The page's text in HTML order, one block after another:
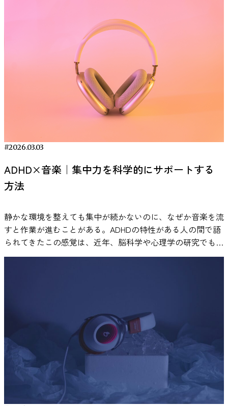
法を科学的な視点から解説します。 作業用BGMの効果は本
当にある？科学研究からわかっている事実 「作業用BGMに
は本当に効果があるのか？」という疑問は、多くの人が一度
は抱いたことがあるのではないでしょうか。結論から言え
ば、作業用BGMの効果は“条件付きで確認されている”という
のが、現在の科学的な見解です。 音楽が人間の脳や感情に
影響を与えることは、多くの心理学・神経科学研究で示され
ています。ただし、すべての作業に一律で効果があるわけで
はありません。音楽の種類や作業内容、個人差によって結果
ている事実をもとに、作業用BGMの効果を整理します。 作
とは、神経科学の分野で広く研究されています。 たとえ
ば、音楽を聴くことで報酬系に関わる脳部位（側坐核など）
す。これは、Salimpoorら（2011）の研究で示されており、
音楽体験が神経化学的な反応を引き起こすことが明らかにな
っています。 ドーパミンは「快感」や「動機づけ」に関与
する神経伝達物質として知られています。 ここで重要なの
は、「どの音楽でも同じ反応が起きるわけではない」という
その結果として作業への取り組みやすさに影響する可能性が
あります。 生産性が向上するメカニズム 作業用BGMの効果
は、主に次の2つのメカニズムで説明されています。 1. 外部
ノイズのマスキング効果 音楽には、周囲の雑音を覆い隠す
「マスキング効果」があります。特にオープンオフィスのよ
うな環境では、断続的に聞こえる会話音が集中を妨げる要因
になることが知られています。 一定の音（ホワイトノイズ
や環境音など）を流すと、こうした突発的な音が目立ちにく
#2026.03.03
ADHD×音楽｜集中力を科学的にサポートする
方法
静かな環境を整えても集中が続かないのに、なぜか音楽を流
すと作業が進むことがある。ADHDの特性がある人の間で語
られてきたこの感覚は、近年、脳科学や心理学の研究でも検
証が進んでいます。歌詞は本当に邪魔になるのか。ホワイト
場所で勉強や仕事をしていると、かえって落ち着かず、音楽
を流したほうが作業が進むと感じる人は少なくありません。
とくにADHDの特性がある場合、「無音よりも少し音があっ
たほうが集中しやすい」と語られることがあります。 こう
した感覚は、単なる気のせいとして片づけられてきたわけで
はありません。実際に、心理学や神経科学の分野で実験的に
検討されてきました。 これまでの実験では、音楽やホワイ